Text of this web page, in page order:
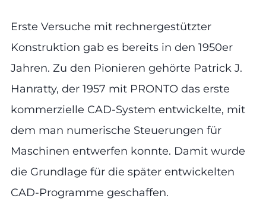
Erste Versuche mit rechnergestützter
Konstruktion gab es bereits in den 1950er
Jahren. Zu den Pionieren gehörte Patrick J.
Hanratty, der 1957 mit PRONTO das erste
kommerzielle CAD-System entwickelte, mit
dem man numerische Steuerungen für
Maschinen entwerfen konnte. Damit wurde
die Grundlage für die später entwickelten
CAD-Programme geschaffen.